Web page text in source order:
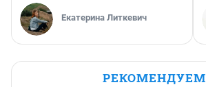
Екатерина Литкевич
РЕКОМЕНДУЕМ